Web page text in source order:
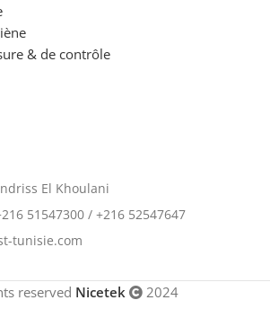
& de contrôle
El Khoulani
51547300 / +216 52547647
tunisie.com
reserved Nicetek 2024